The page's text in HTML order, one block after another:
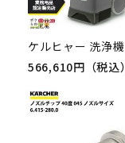
566,610円（税込）